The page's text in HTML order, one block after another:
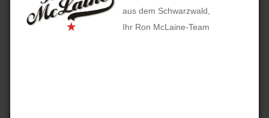
aus dem Schwarzwald,
Ihr Ron McLaine-Team